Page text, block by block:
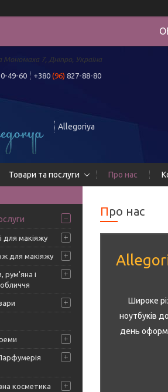
Мономаха 7, Дніпро, Україна
49-60 +380 (96) 827-88-80
Allegoriya
Товари та послуги Про нас
для макіяжу
для макіяжу
рум'яна і
косметика
Про нас
Широке
ноутбуків
день